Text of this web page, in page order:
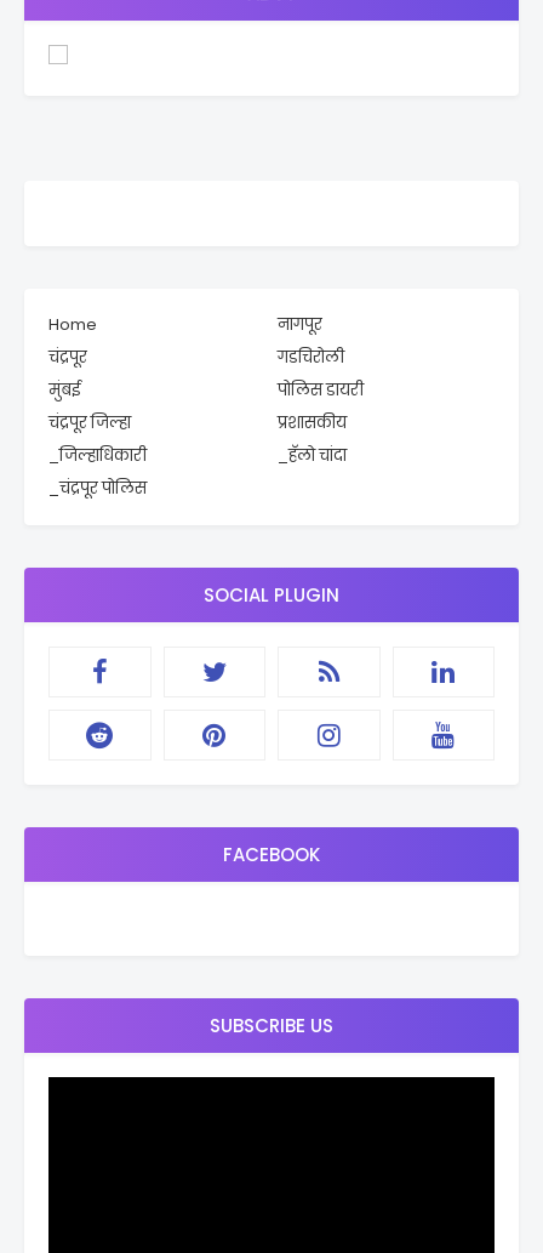
Home
नागपूर
चंद्रपूर
गडचिरोली
मुंबई
पोलिस डायरी
चंद्रपूर जिल्हा
प्रशासकीय
_जिल्हाधिकारी
_हॅलो चांदा
_चंद्रपूर पोलिस
SOCIAL PLUGIN
FACEBOOK
SUBSCRIBE US